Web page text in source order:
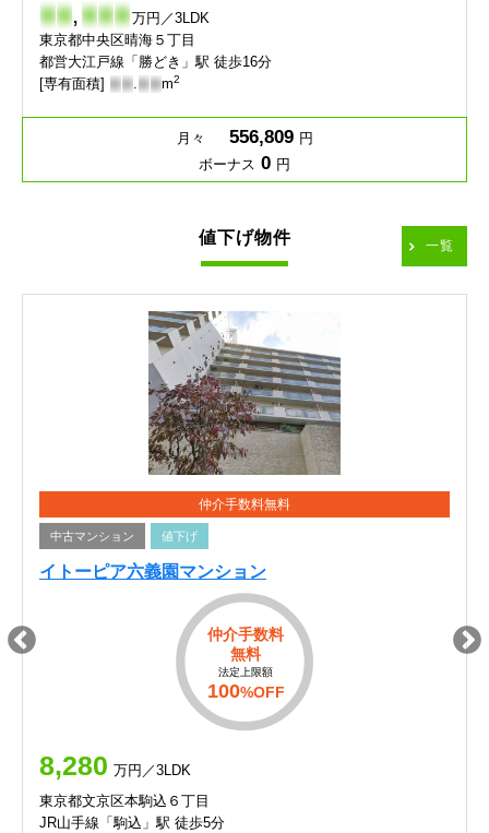
- - ,- - - 万円／3LDK
東京都中央区晴海５丁目
都営大江戸線「勝どき」駅 徒歩16分
[専有面積] - - .- - m2
月々 556,809 円
ボーナス 0 円
値下げ物件 一覧
仲介手数料無料
中古マンション 値下げ
イトーピア六義園マンション
仲介手数料
無料
法定上限額
100%OFF
8,280 万円／3LDK
東京都文京区本駒込６丁目
JR山手線「駒込」駅 徒歩5分